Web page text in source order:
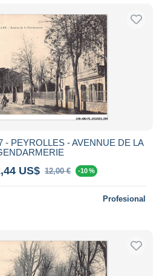
- PEYROLLES - AVENNUE DE LA
US$ 12,00 € -10 %
Profesional